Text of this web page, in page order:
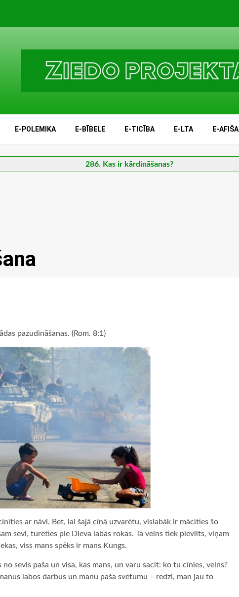
E-POLEMIKA E-BĪBELE E-TICĪBA E-LTA E-AFIŠA
286. Kas ir kārdināšanas?
pazudināšanas. (Rom. 8:1)
ar nāvi. Bet, lai šajā cīņā uzvarētu, vislabāk ir mācīties šo
sevi, turēties pie Dieva labās rokas. Tā velns tiek pievilts, viņam
viss mans spēks ir mans Kungs.
sevis paša un visa, kas mans, un varu sacīt: ko tu cīnies, velns?
labos darbus un manu paša svētumu – redzi, man jau to